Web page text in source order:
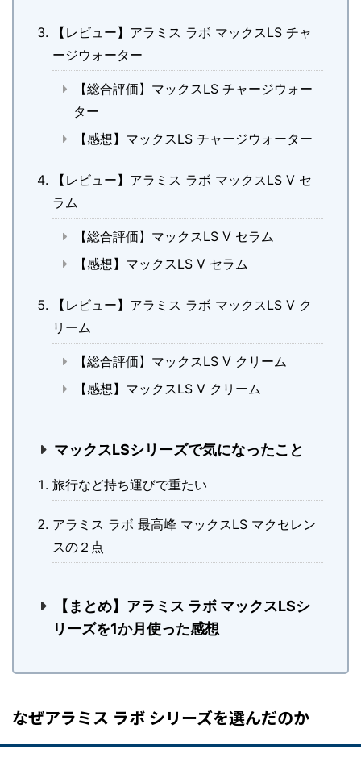
【レビュー】アラミス ラボ マックスLS チャ
ージウォーター
【総合評価】マックスLS チャージウォー
ター
【感想】マックスLS チャージウォーター
【レビュー】アラミス ラボ マックスLS V セ
ラム
【総合評価】マックスLS V セラム
【感想】マックスLS V セラム
【レビュー】アラミス ラボ マックスLS V ク
リーム
【総合評価】マックスLS V クリーム
【感想】マックスLS V クリーム
マックスLSシリーズで気になったこと
旅行など持ち運びで重たい
アラミス ラボ 最高峰 マックスLS マクセレン
スの２点
【まとめ】アラミス ラボ マックスLSシ
リーズを1か月使った感想
なぜアラミス ラボ シリーズを選んだのか